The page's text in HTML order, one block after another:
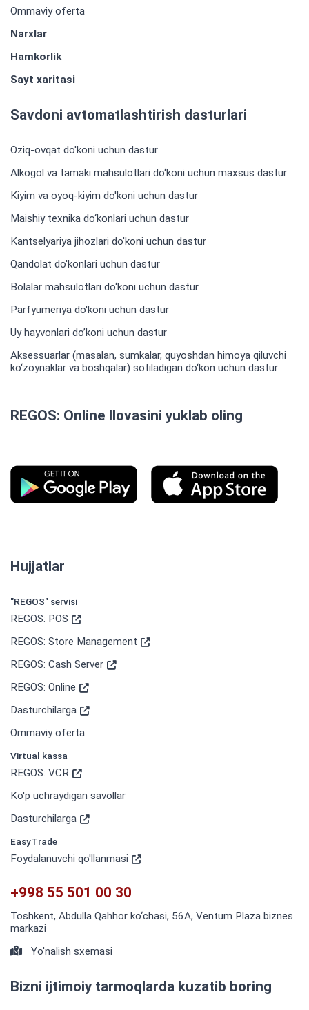
Ommaviy oferta
Narxlar
Hamkorlik
Sayt xaritasi
Savdoni avtomatlashtirish dasturlari
Oziq-ovqat do'koni uchun dastur
Alkogol va tamaki mahsulotlari do‘koni uchun maxsus dastur
Kiyim va oyoq-kiyim do'koni uchun dastur
Maishiy texnika do‘konlari uchun dastur
Kantselyariya jihozlari do'koni uchun dastur
Qandolat do'konlari uchun dastur
Bolalar mahsulotlari do‘koni uchun dastur
Parfyumeriya do'koni uchun dastur
Uy hayvonlari do’koni uchun dastur
Aksessuarlar (masalan, sumkalar, quyoshdan himoya qiluvchi
ko‘zoynaklar va boshqalar) sotiladigan do‘kon uchun dastur
REGOS: Online Ilovasini yuklab oling
Hujjatlar
"REGOS" servisi
REGOS: POS
REGOS: Store Management
REGOS: Cash Server
REGOS: Online
Dasturchilarga
Ommaviy oferta
Virtual kassa
REGOS: VCR
Ko'p uchraydigan savollar
Dasturchilarga
EasyTrade
Foydalanuvchi qo'llanmasi
+998 55 501 00 30
Toshkent, Abdulla Qahhor ko‘chasi, 56A, Ventum Plaza biznes
markazi
Yo'nalish sxemasi
Bizni ijtimoiy tarmoqlarda kuzatib boring